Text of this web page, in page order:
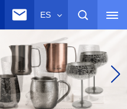
ES